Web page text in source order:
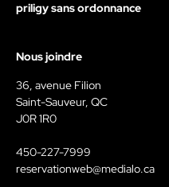
priligy sans ordonnance
Nous joindre
36, avenue Filion
Saint-Sauveur, QC
J0R 1R0
450-227-7999
reservationweb@medialo.ca